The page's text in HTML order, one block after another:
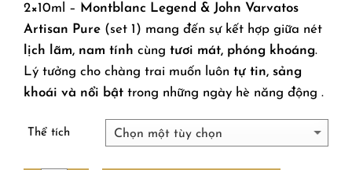
2×10ml – Montblanc Legend & John Varvatos
Artisan Pure (set 1) mang đến sự kết hợp giữa nét
lịch lãm, nam tính cùng tươi mát, phóng khoáng.
Lý tưởng cho chàng trai muốn luôn tự tin, sảng
khoái và nổi bật trong những ngày hè năng động .
Thể tích